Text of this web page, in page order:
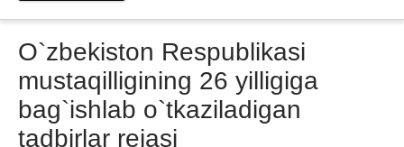
O`zbekiston Respublikasi
mustaqilligining 26 yilligiga
bag`ishlab o`tkaziladigan
tadbirlar rejasi